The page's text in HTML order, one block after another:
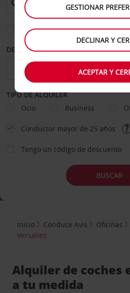
Elegir otra oficina de devolución
DESDE
TIPO DE ALQUILER
Ocio
Business
Conductor mayor de 25 años
Tengo un código de descuento
BUSCAR
Inicio Conduce Avis Oficinas
Versalles
Alquiler de coches
a tu medida
GESTIONAR
DECLINAR Y
ACEPTAR Y